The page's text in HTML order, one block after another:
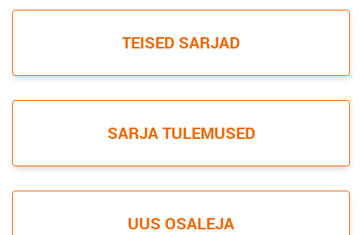
TEISED SARJAD
SARJA TULEMUSED
UUS OSALEJA